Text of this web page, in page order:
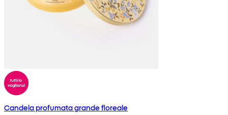
Candela profumata grande floreale